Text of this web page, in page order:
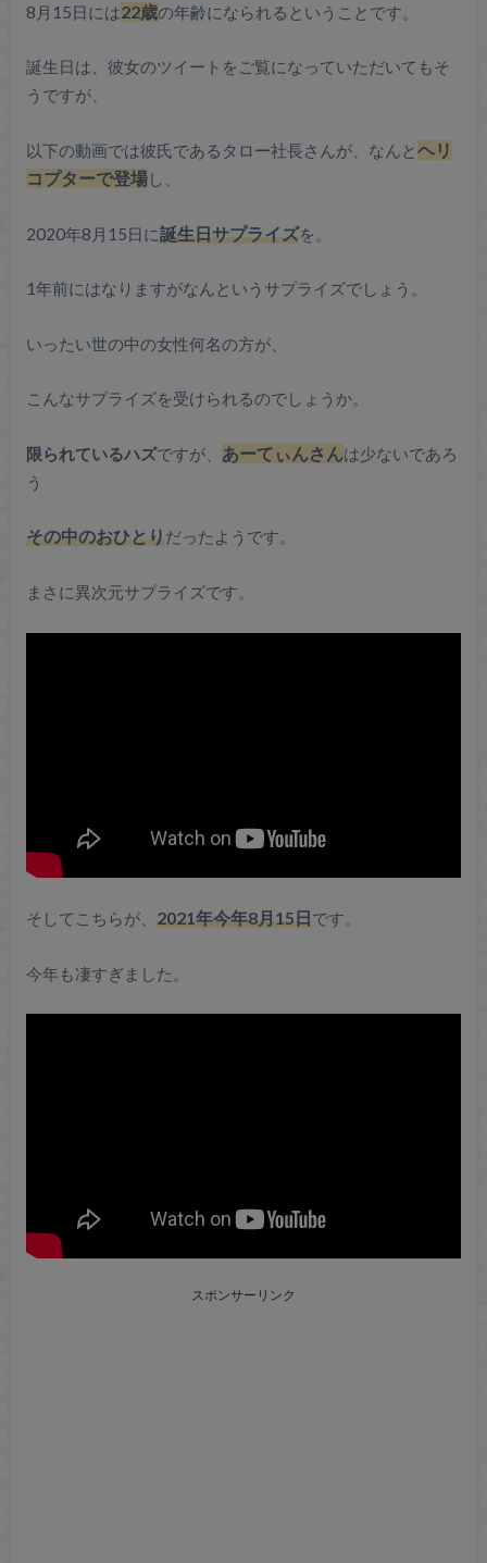
8月15日には22歳の年齢になられるということです。
誕生日は、彼女のツイートをご覧になっていただいてもそ
うですが、
以下の動画では彼氏であるタロー社長さんが、なんとヘリ
コプターで登場し、
2020年8月15日に誕生日サプライズを。
1年前にはなりますがなんというサプライズでしょう。
いったい世の中の女性何名の方が、
こんなサプライズを受けられるのでしょうか。
限られているハズですが、 あーてぃんさんは少ないであろ
う
その中のおひとりだったようです。
まさに異次元サプライズです。
そしてこちらが、 2021年今年8月15日です。
今年も凄すぎました。
スポンサーリンク